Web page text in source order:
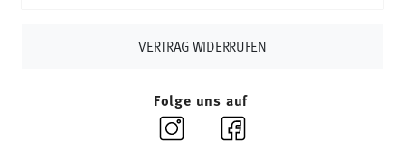
VERTRAG WIDERRUFEN
Folge uns auf